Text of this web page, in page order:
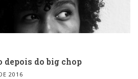
depois do big chop
2016